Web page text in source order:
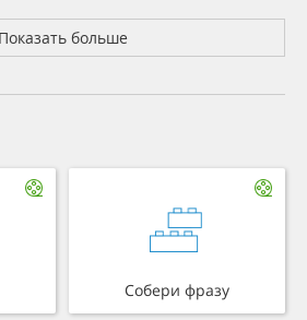
Показать больше
Собери фразу